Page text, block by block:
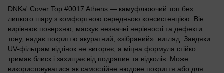
DNKa' Cover Top #0017 Athens — камуфлюючий топ без
липкого шару з комфортною середньою консистенцією. Він
вирівнює поверхню, маскує незначні нерівності та дефекти
тону, надає покриттю акуратний, «зібраний». вигляд. Завдяки
UV-фільтрам відтінок не вигоряє, а міцна формула стійко
тримає блиск і захищає від подряпин та відколів. Може
використовуватися як самостійне нюдове покриття або для